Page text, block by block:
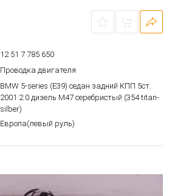
12 51 7 785 650
Проводка двигателя
BMW 5-series (E39) седан задний КПП 5ст.
2001 2.0 дизель M47 серебристый (354 titan-
silber)
Европа(левый руль)